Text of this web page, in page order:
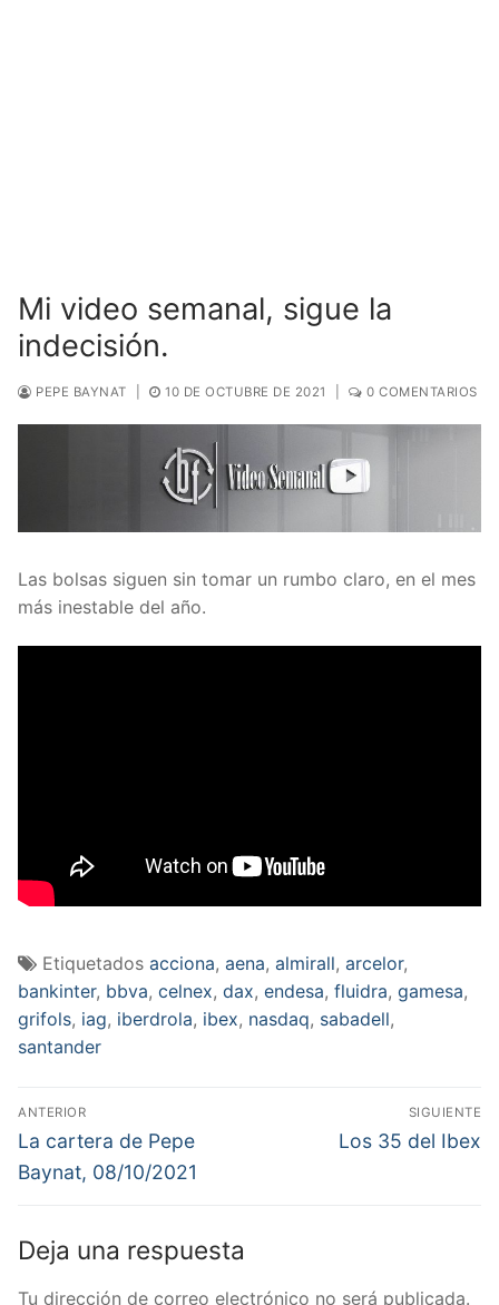
Mi video semanal, sigue la
indecisión.
PEPE BAYNAT 10 DE OCTUBRE DE 2021 0 COMENTARIOS
Las bolsas siguen sin tomar un rumbo claro, en el mes
más inestable del año.
Etiquetados acciona, aena, almirall, arcelor,
bankinter, bbva, celnex, dax, endesa, fluidra, gamesa,
grifols, iag, iberdrola, ibex, nasdaq, sabadell,
santander
Navegación
de
entradas
ANTERIOR
Entrada
anterior:
La cartera de Pepe
Baynat, 08/10/2021
SIGUIENTE
Entrada
Los 35 del Ibex
Deja una respuesta
Tu dirección de correo electrónico no será publicada.